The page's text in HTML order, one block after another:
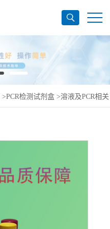
>PCR检测试剂盒 >溶液及PCR相关